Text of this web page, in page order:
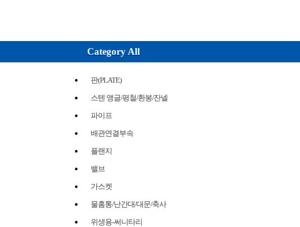
Category All
판(PLATE)
스텐 앵글/평철/환봉/잔넬
파이프
배관연결부속
플랜지
밸브
가스켓
물홈통/난간대/대문/축사
위생용-써니타리